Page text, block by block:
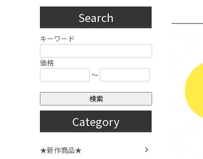
Search
キーワード
価格
～
検索
Category
★新作商品★